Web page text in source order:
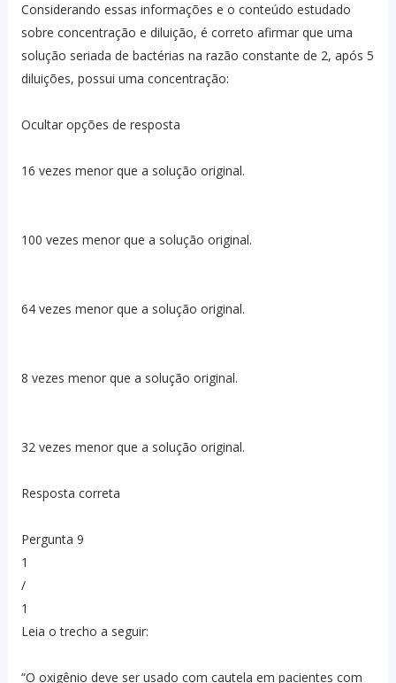
Considerando essas informações e o conteúdo estudado
sobre concentração e diluição, é correto afirmar que uma
solução seriada de bactérias na razão constante de 2, após 5
diluições, possui uma concentração:
Ocultar opções de resposta
16 vezes menor que a solução original.
100 vezes menor que a solução original.
64 vezes menor que a solução original.
8 vezes menor que a solução original.
32 vezes menor que a solução original.
Resposta correta
Pergunta 9
1
/
1
Leia o trecho a seguir:
“O oxigênio deve ser usado com cautela em pacientes com